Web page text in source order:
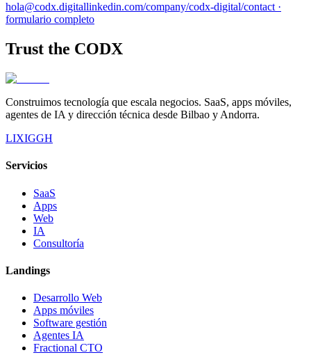
hola@codx.digitallinkedin.com/company/codx-digital/contact ·
formulario completo
Trust the CODX
Construimos tecnología que escala negocios. SaaS, apps móviles,
agentes de IA y dirección técnica desde Bilbao y Andorra.
LIXIGGH
Servicios
SaaS
Apps
Web
IA
Consultoría
Landings
Desarrollo Web
Apps móviles
Software gestión
Agentes IA
Fractional CTO